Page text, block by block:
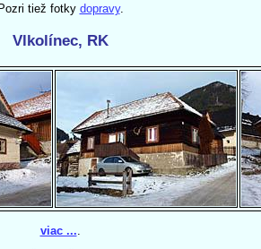
tiež fotky dopravy.
Vlkolínec, RK
viac ...